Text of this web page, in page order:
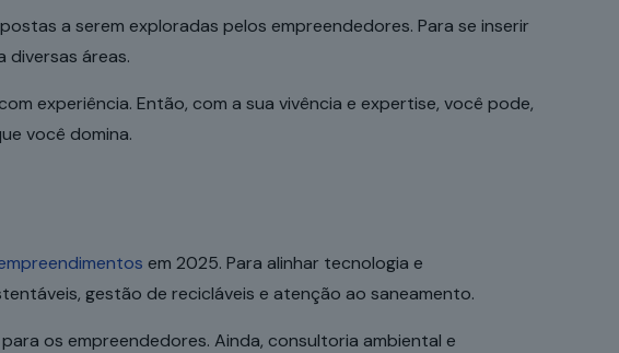
a serem exploradas pelos empreendedores. Para se inserir
áreas.
experiência. Então, com a sua vivência e expertise, você pode,
você domina.
em 2025. Para alinhar tecnologia e
gestão de recicláveis e atenção ao saneamento.
os empreendedores. Ainda, consultoria ambiental e